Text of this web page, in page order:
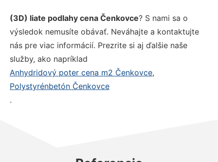
(3D) liate podlahy cena Čenkovce? S nami sa o
výsledok nemusíte obávať. Neváhajte a kontaktujte
nás pre viac informácií. Prezrite si aj ďalšie naše
služby, ako napríklad
Anhydridový poter cena m2 Čenkovce,
Polystyrénbetón Čenkovce
.